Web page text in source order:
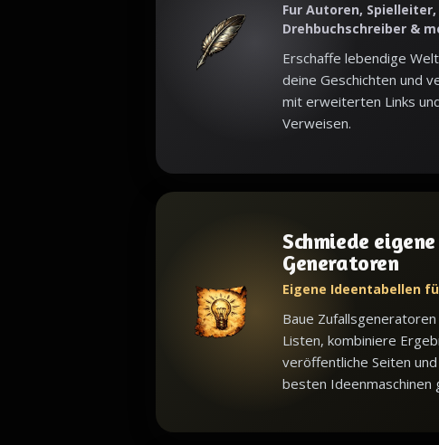
Fur Autoren, Spielleiter,
Drehbuchschreiber &
Erschaffe lebendige
deine Geschichten und
mit erweiterten Links
Verweisen.
Schmiede eigene
Generatoren
Eigene Ideentabellen
Baue
Listen, kombiniere
veröffentliche Seiten
besten Ideenmaschinen